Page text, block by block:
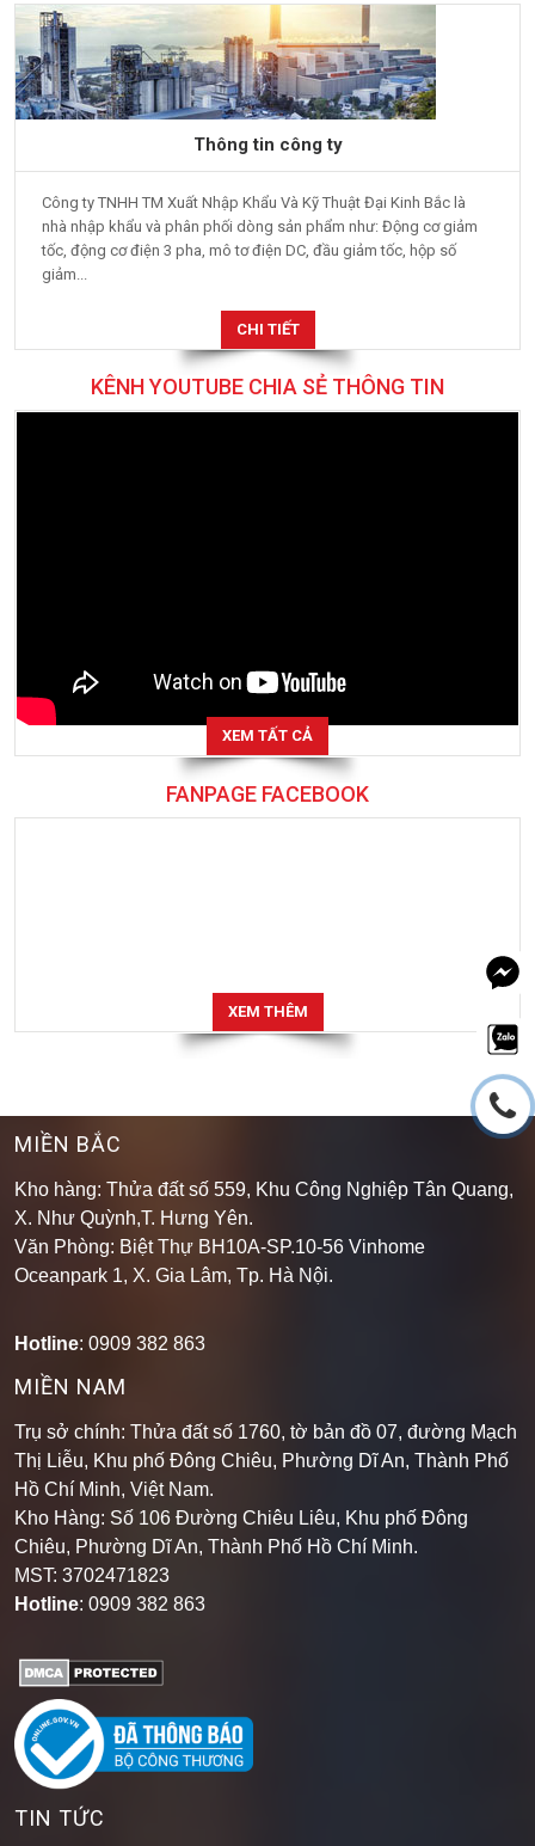
Thông tin công ty
Công ty TNHH TM Xuất Nhập Khẩu Và Kỹ Thuật Đại Kinh Bắc là
nhà nhập khẩu và phân phối dòng sản phẩm như: Động cơ giảm
tốc, động cơ điện 3 pha, mô tơ điện DC, đầu giảm tốc, hộp số
giảm...
CHI TIẾT
KÊNH YOUTUBE CHIA SẺ THÔNG TIN
XEM TẤT CẢ
FANPAGE FACEBOOK
XEM THÊM
MIỀN BẮC
Kho hàng: Thửa đất số 559, Khu Công Nghiệp Tân Quang,
X. Như Quỳnh,T. Hưng Yên.
Văn Phòng: Biệt Thự BH10A-SP.10-56 Vinhome
Oceanpark 1, X. Gia Lâm, Tp. Hà Nội.
Hotline: 0909 382 863
MIỀN NAM
Trụ sở chính: Thửa đất số 1760, tờ bản đồ 07, đường Mạch
Thị Liễu, Khu phố Đông Chiêu, Phường Dĩ An, Thành Phố
Hồ Chí Minh, Việt Nam.
Kho Hàng: Số 106 Đường Chiêu Liêu, Khu phố Đông
Chiêu, Phường Dĩ An, Thành Phố Hồ Chí Minh.
MST: 3702471823
Hotline: 0909 382 863
TIN TỨC